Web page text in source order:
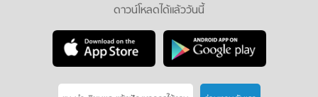
ดาวน์โหลดได้แล้ววันนี้